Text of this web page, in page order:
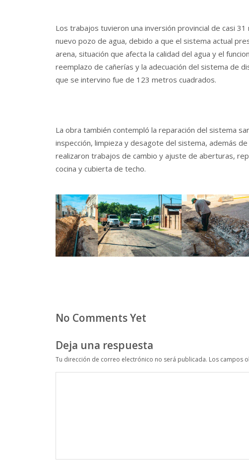
Los trabajos tuvieron una inversión provincial de casi
nuevo pozo de agua, debido a que el sistema actual
arena, situación que afecta la calidad del agua y el
reemplazo de cañerías y la adecuación del sistema de
que se intervino fue de 123 metros cuadrados.
La obra también contempló la reparación del sistema
inspección, limpieza y desagote del sistema, además
realizaron trabajos de cambio y ajuste de aberturas,
cocina y cubierta de techo.
No Comments Yet
Deja una respuesta
Tu dirección de correo electrónico no será publicada. Los campos